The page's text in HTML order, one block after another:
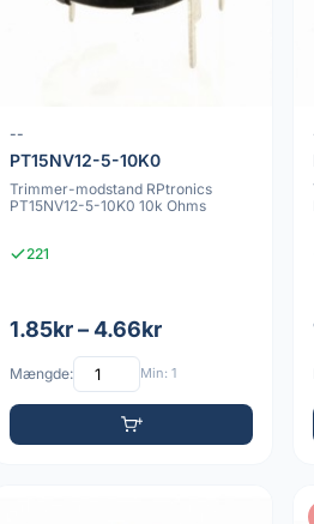
--
PT15NV12-5-10K0
Trimmer-modstand RPtronics
PT15NV12-5-10K0 10k Ohms
221
1.85kr – 4.66kr
Mængde: Min: 1